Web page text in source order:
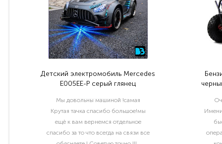
Детский электромобиль Mercedes
E005EE-P серый глянец
Мы довольны машиной !самая
Крутая тачка спасибо большое!мы
ещё к вам вернемся отдельное
спасибо за то что всегда на связи все